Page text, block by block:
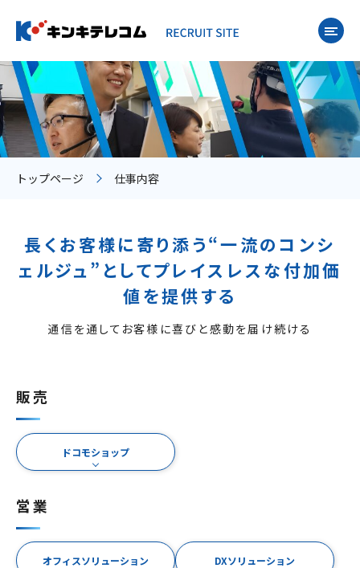
トップページ 仕事内容
長くお客様に寄り添う“一流のコンシ
ェルジュ”としてプレイスレスな付加価
値を提供する
通信を通してお客様に喜びと感動を届け続ける
販売
ドコモショップ
営業
オフィスソリューション DXソリューション